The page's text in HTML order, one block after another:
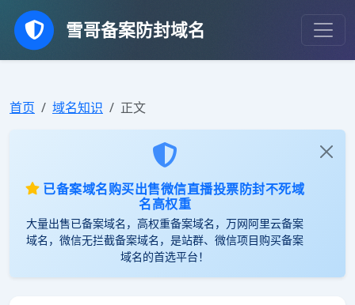
雪哥备案防封域名
首页 域名知识 正文
已备案域名购买出售微信直播投票防封不死域
名高权重
大量出售已备案域名，高权重备案域名，万网阿里云备案
域名，微信无拦截备案域名，是站群、微信项目购买备案
域名的首选平台！